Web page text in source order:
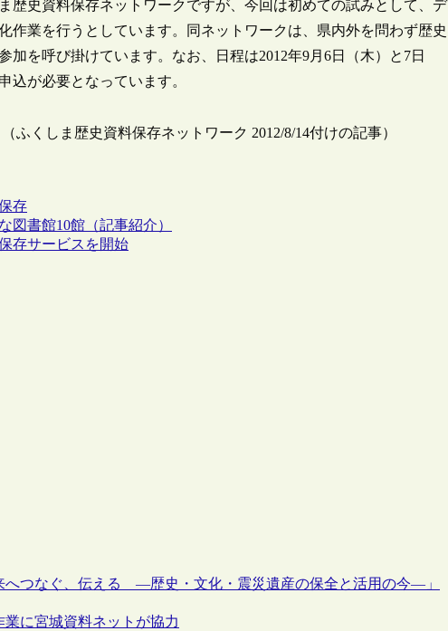
歴史資料保存ネットワークですが、今回は初めての試みとして、デ
作業を行うとしています。同ネットワークは、県内外を問わず歴史
を呼び掛けています。なお、日程は2012年9月6日（木）と7日
込が必要となっています。
くしま歴史資料保存ネットワーク 2012/8/14付けの記事）
存
図書館10館（記事紹介）
存サービスを開始
へつなぐ、伝える ―歴史・文化・震災遺産の保全と活用の今―」
に宮城資料ネットが協力